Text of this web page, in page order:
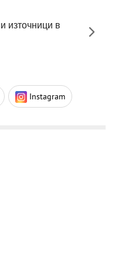
източници в
Instagram